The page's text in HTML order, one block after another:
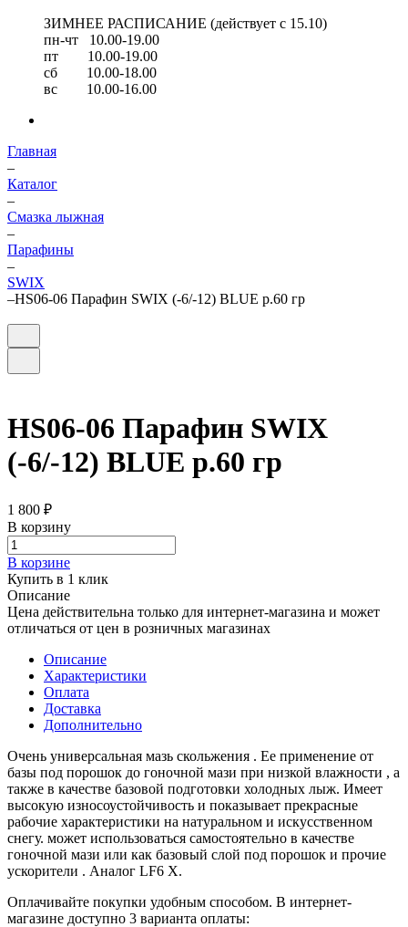
ЗИМНЕЕ РАСПИСАНИЕ (действует с 15.10)
пн-чт 10.00-19.00
пт 10.00-19.00
сб 10.00-18.00
вс 10.00-16.00
Главная
–
Каталог
–
Смазка лыжная
–
Парафины
–
SWIX
–HS06-06 Парафин SWIX (-6/-12) BLUE р.60 гр
HS06-06 Парафин SWIX
(-6/-12) BLUE р.60 гр
1 800 ₽
В корзину
В корзине
Купить в 1 клик
Описание
Цена действительна только для интернет-магазина и может
отличаться от цен в розничных магазинах
Описание
Характеристики
Оплата
Доставка
Дополнительно
Очень универсальная мазь скольжения . Ее применение от
базы под порошок до гоночной мази при низкой влажности , а
также в качестве базовой подготовки холодных лыж. Имеет
высокую износоустойчивость и показывает прекрасные
рабочие характеристики на натуральном и искусственном
снегу. может использоваться самостоятельно в качестве
гоночной мази или как базовый слой под порошок и прочие
ускорители . Аналог LF6 X.
Оплачивайте покупки удобным способом. В интернет-
магазине доступно 3 варианта оплаты: